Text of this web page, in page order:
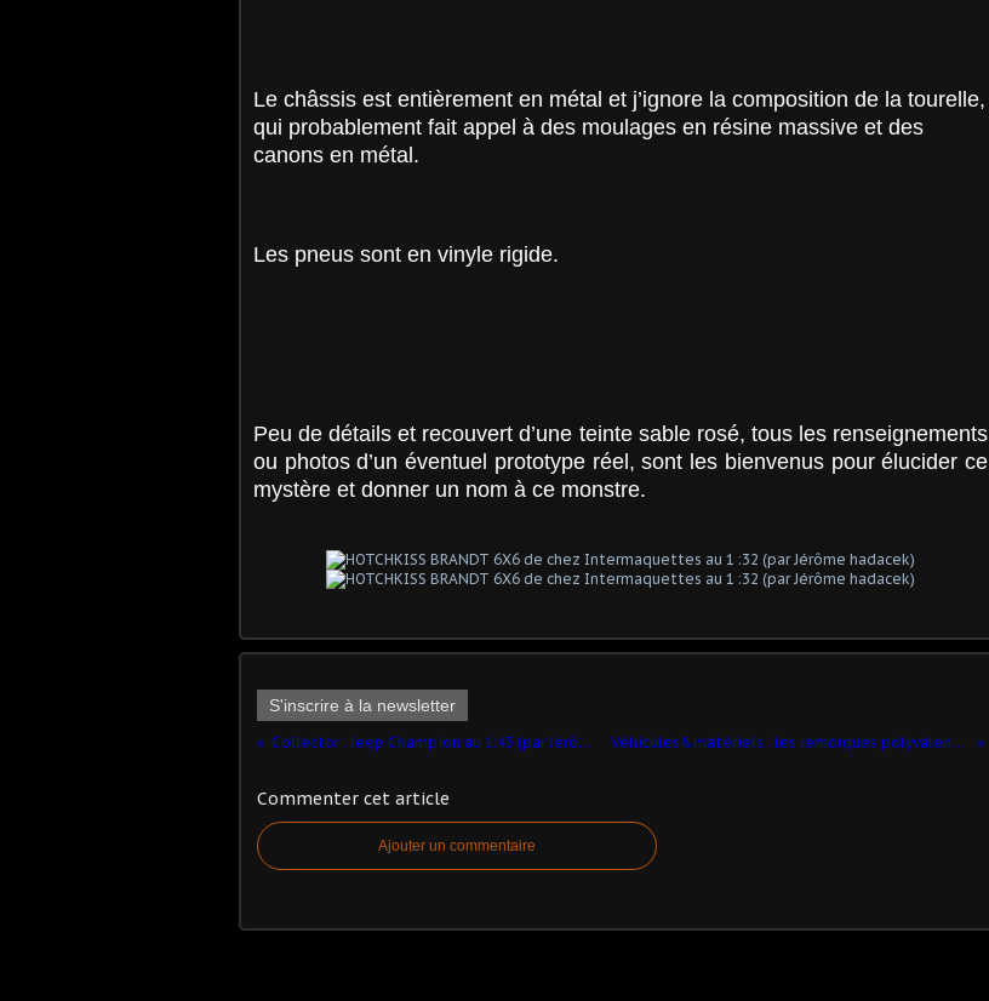
Le châssis est entièrement en métal et j’ignore la composition de la tourelle,
qui probablement fait appel à des moulages en résine massive et des
canons en métal.
Les pneus sont en vinyle rigide.
Peu de détails et recouvert d’une teinte sable rosé, tous les renseignements
ou photos d’un éventuel prototype réel, sont les bienvenus pour élucider ce
mystère et donner un nom à ce monstre.
S'inscrire à la newsletter
Collector : Jeep Champion au 1:43 (par Jérôme Hadacek) suite et fin Véhicules&matériels : les remorques polyvalentes RP 2.5 (SOFRAME-LHOR)
Commenter cet article
Ajouter un commentaire